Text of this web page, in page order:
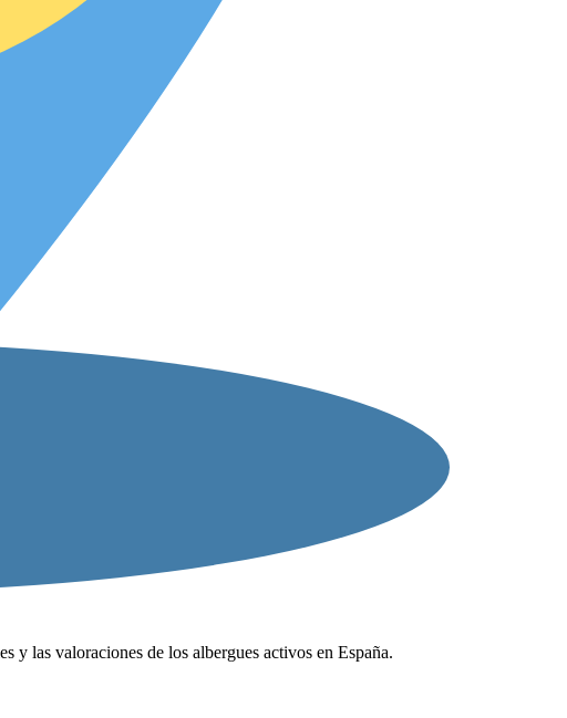
las valoraciones de los albergues activos en España.